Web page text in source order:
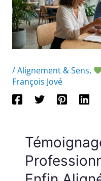
/Alignement & Sens,
François Jové